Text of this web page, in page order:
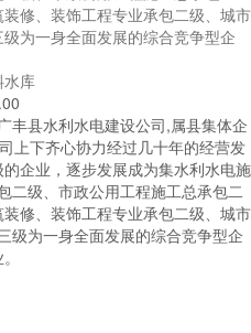
修、装饰工程专业承包二级、城市
为一身全面发展的综合竞争型企
水库
丰县水利水电建设公司,属县集体企
上下齐心协力经过几十年的经营发
企业，逐步发展成为集水利水电施
二级、市政公用工程施工总承包二
修、装饰工程专业承包二级、城市
级为一身全面发展的综合竞争型企